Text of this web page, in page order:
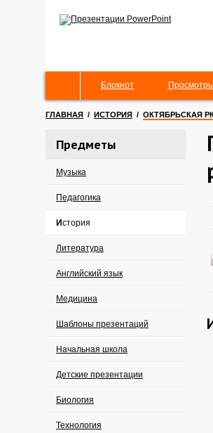
Блокнот Просмотры
ГЛАВНАЯ / ИСТОРИЯ / ОКТЯБРЬСКАЯ
Предметы
Музыка
Педагогика
История
Литература
Английский язык
Медицина
Шаблоны презентаций
Начальная школа
Детские презентации
Биология
Технология